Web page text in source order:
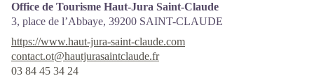
Office de Tourisme Haut-Jura Saint-Claude
3, place de l’Abbaye, 39200 SAINT-CLAUDE
https://www.haut-jura-saint-claude.com
contact.ot@hautjurasaintclaude.fr
03 84 45 34 24